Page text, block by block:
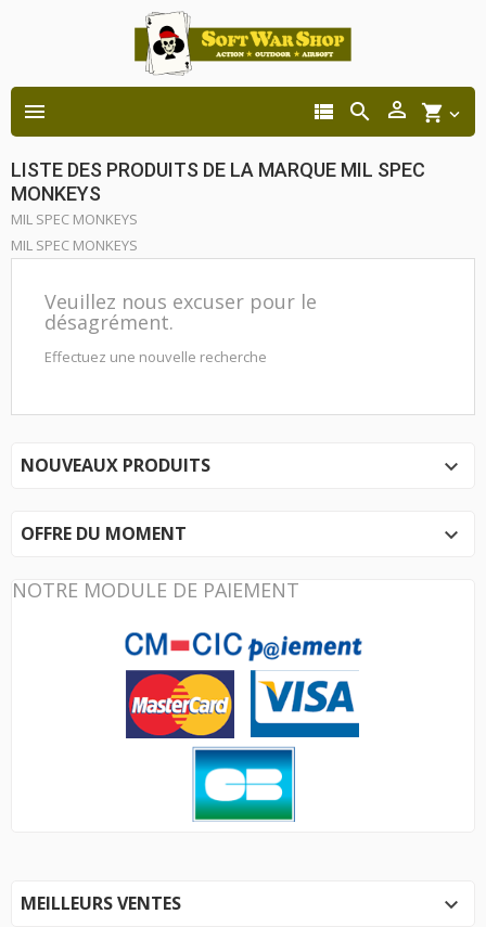
 shopping_cart 



LISTE DES PRODUITS DE LA MARQUE MIL SPEC
MONKEYS
MIL SPEC MONKEYS
MIL SPEC MONKEYS
Veuillez nous excuser pour le
désagrément.
Effectuez une nouvelle recherche
NOUVEAUX PRODUITS 
OFFRE DU MOMENT 
NOTRE MODULE DE PAIEMENT
MEILLEURS VENTES 